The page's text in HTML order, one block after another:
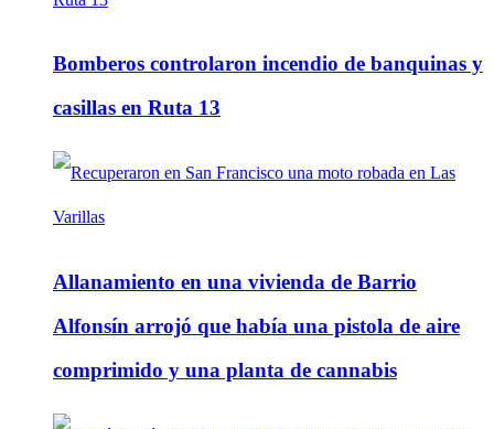
Bomberos controlaron incendio de banquinas y
casillas en Ruta 13
Allanamiento en una vivienda de Barrio
Alfonsín arrojó que había una pistola de aire
comprimido y una planta de cannabis